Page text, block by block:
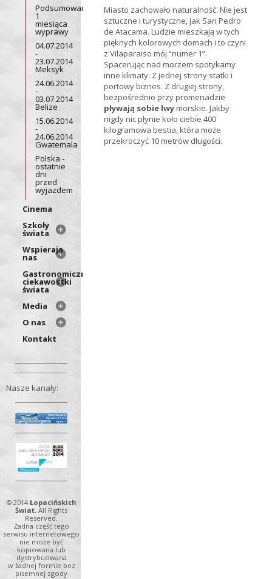
Podsumowanie
1
miesiąca
wyprawy
04.07.2014
-
23.07.2014
Meksyk
24.06.2014
-
03.07.2014
Belize
15.06.2014
-
24.06.2014
Gwatemala
Polska -
ostatnie
dni
przed
wyjazdem
Cinema
Szkoły
świata
Wspierają
nas
Gastronomiczne
ciekawostki
świata
Media
O nas
Kontakt
Nasze kanały:
© 2014 Łopacińskich
Świat. All Rights
Reserved.
Żadna część tego
serwisu internetowego
nie może być
kopiowana lub
dystrybuowana
w żadnej formie bez
pisemnej zgody
Miasto zachowało naturalność. Nie jest
sztuczne i turystyczne, jak San Pedro
de Atacama. Ludzie mieszkają w tych
pięknych kolorowych domach i to czyni
z Vilaparaiso mój “numer 1”.
Spacerując nad morzem spotykamy
inne klimaty. Z jednej strony statki i
portowy biznes. Z drugiej strony,
bezpośrednio przy promenadzie
pływają sobie lwymorskie. Jakby
nigdy nic płynie koło ciebie 400
kilogramowa bestia, która może
przekroczyć 10 metrów długości.